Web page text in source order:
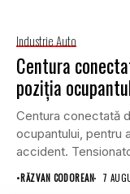
Industrie Auto
Centura
poziția
Centura conectată
ocupantului, pentru
accident.
•RĂZVAN CODOREAN 7